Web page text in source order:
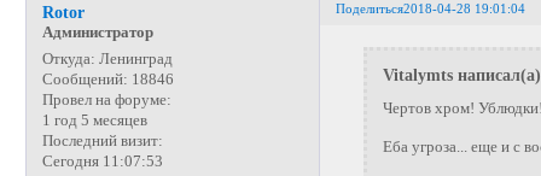
Поделиться2018-04-28 19:01:04
Rotor
Администратор
Откуда: Ленинград
Сообщений: 18846
Провел на форуме:
1 год 5 месяцев
Последний визит:
Сегодня 11:07:53
Vitalymts
Чертов хром!
Еба угроза... еще и с